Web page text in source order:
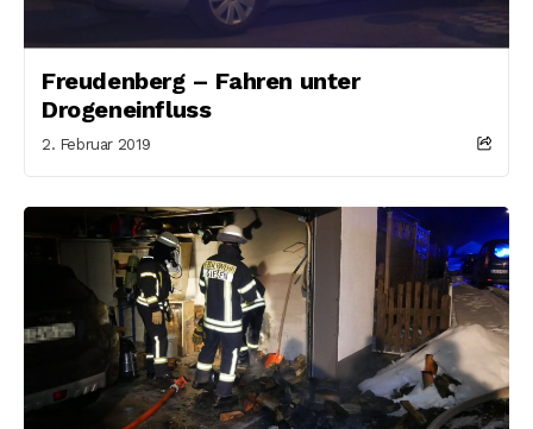
Freudenberg – Fahren unter
Drogeneinfluss
2. Februar 2019